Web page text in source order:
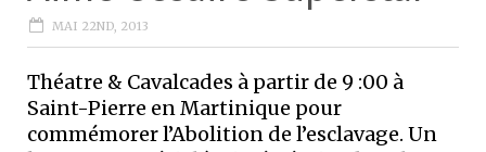
MAI 22ND, 2013
Théatre & Cavalcades à partir de 9 :00 à
Saint-Pierre en Martinique pour
commémorer l’Abolition de l’esclavage. Un